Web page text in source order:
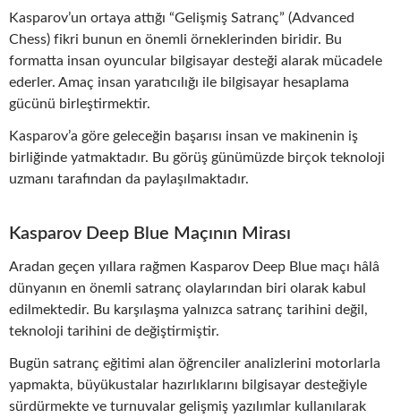
Kasparov’un ortaya attığı “Gelişmiş Satranç” (Advanced
Chess) fikri bunun en önemli örneklerinden biridir. Bu
formatta insan oyuncular bilgisayar desteği alarak mücadele
ederler. Amaç insan yaratıcılığı ile bilgisayar hesaplama
gücünü birleştirmektir.
Kasparov’a göre geleceğin başarısı insan ve makinenin iş
birliğinde yatmaktadır. Bu görüş günümüzde birçok teknoloji
uzmanı tarafından da paylaşılmaktadır.
Kasparov Deep Blue Maçının Mirası
Aradan geçen yıllara rağmen Kasparov Deep Blue maçı hâlâ
dünyanın en önemli satranç olaylarından biri olarak kabul
edilmektedir. Bu karşılaşma yalnızca satranç tarihini değil,
teknoloji tarihini de değiştirmiştir.
Bugün satranç eğitimi alan öğrenciler analizlerini motorlarla
yapmakta, büyükustalar hazırlıklarını bilgisayar desteğiyle
sürdürmekte ve turnuvalar gelişmiş yazılımlar kullanılarak